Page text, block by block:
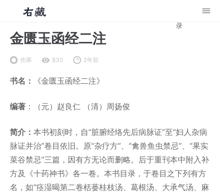
录
金匮玉函经二注
伤寒 830 2年前
书名： 《金匮玉函经二注》
编著 ：（元）赵良仁 （清）周扬俊
简介： 本书初刻时，自“脏腑经络先后病脉证”至“妇人杂病
脉证并治”卷目依旧。原“杂疗方”、“禽兽鱼虫禁忌”、“果实
菜谷禁忌”三篇，因有方无论而删略。后于重刊本中附入补
方及《十药神书》各一卷。本书目录，于卷目之下列有方
名，如“痉湿暍第二卷栝蒌桂枝汤、葛根汤、大承气汤、麻